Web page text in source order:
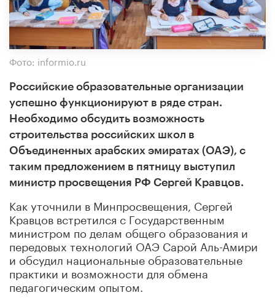
Фото: informio.ru
Российские образовательные организации
успешно функционируют в ряде стран.
Необходимо обсудить возможность
строительства российских школ в
Объединенных арабских эмиратах (ОАЭ), с
таким предложением в пятницу выступил
министр просвещения РФ Сергей Кравцов.
Как уточнили в Минпросвещения, Сергей
Кравцов встретился с Государственным
министром по делам общего образования и
передовых технологий ОАЭ Сарой Аль-Амири
и обсудил национальные образовательные
практики и возможности для обмена
педагогическим опытом.